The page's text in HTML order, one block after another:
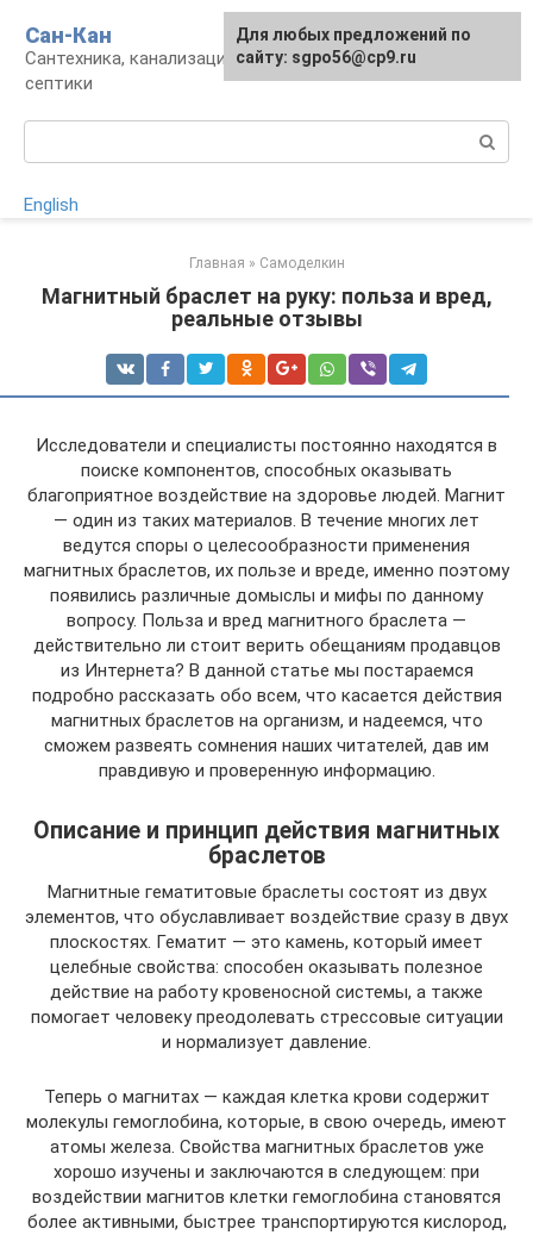
контенту
Сан-Кан
Сантехника, канализация, водопровод,
септики
English
Главная » Самоделкин
Магнитный браслет на руку: польза и вред,
реальные отзывы
Исследователи и специалисты постоянно находятся в
поиске компонентов, способных оказывать
благоприятное воздействие на здоровье людей. Магнит
— один из таких материалов. В течение многих лет
ведутся споры о целесообразности применения
магнитных браслетов, их пользе и вреде, именно поэтому
появились различные домыслы и мифы по данному
вопросу. Польза и вред магнитного браслета —
действительно ли стоит верить обещаниям продавцов
из Интернета? В данной статье мы постараемся
подробно рассказать обо всем, что касается действия
магнитных браслетов на организм, и надеемся, что
сможем развеять сомнения наших читателей, дав им
правдивую и проверенную информацию.
Описание и принцип действия магнитных
браслетов
Магнитные гематитовые браслеты состоят из двух
элементов, что обуславливает воздействие сразу в двух
плоскостях. Гематит — это камень, который имеет
целебные свойства: способен оказывать полезное
действие на работу кровеносной системы, а также
помогает человеку преодолевать стрессовые ситуации
и нормализует давление.
Теперь о магнитах — каждая клетка крови содержит
молекулы гемоглобина, которые, в свою очередь, имеют
атомы железа. Свойства магнитных браслетов уже
хорошо изучены и заключаются в следующем: при
воздействии магнитов клетки гемоглобина становятся
более активными, быстрее транспортируются кислород,
Для любых предложений по
сайту: sgpo56@cp9.ru